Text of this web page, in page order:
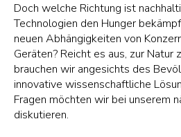
Doch welche Richtung ist
Technologien den Hunger
neuen Abhängigkeiten von
Geräten? Reicht es aus, zur Natur
brauchen wir angesichts des
innovative wissenschaftliche
Fragen möchten wir bei unserem
diskutieren.